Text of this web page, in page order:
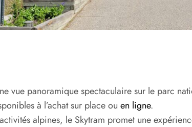
vue panoramique spectaculaire sur le parc
à l’achat sur place ou en ligne.
alpines, le Skytram promet une